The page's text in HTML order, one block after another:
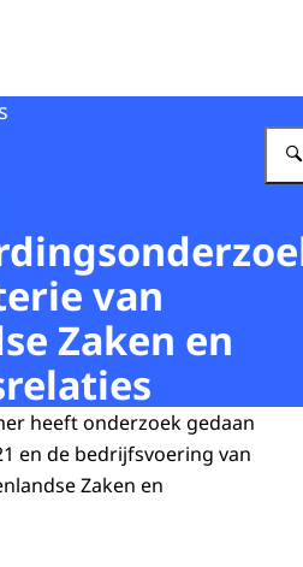
Rekenkamer
van
Zaken en
heeft onderzoek gedaan
en de bedrijfsvoering van
Zaken en